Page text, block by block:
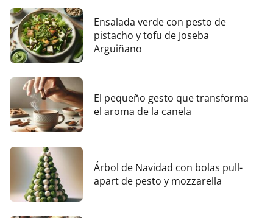
Ensalada verde con pesto de
pistacho y tofu de Joseba
Arguiñano
El pequeño gesto que transforma
el aroma de la canela
Árbol de Navidad con bolas pull-
apart de pesto y mozzarella